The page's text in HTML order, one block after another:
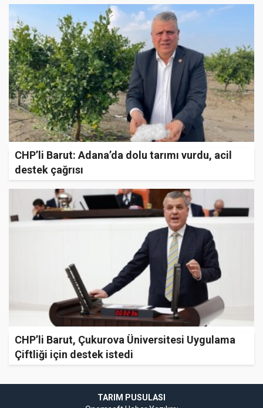
CHP’li Barut: Adana’da dolu tarımı vurdu, acil
destek çağrısı
CHP’li Barut, Çukurova Üniversitesi Uygulama
Çiftliği için destek istedi
TARIM PUSULASI